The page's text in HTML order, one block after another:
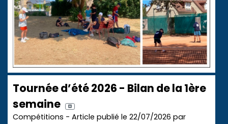
Tournée d’été 2026 - Bilan de la 1ère
semaine
Compétitions - Article publié le 22/07/2026 par